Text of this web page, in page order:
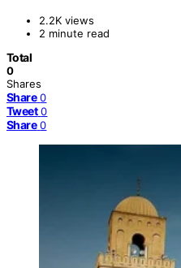
2.2K views
2 minute read
Total
0
Shares
Share 0
Tweet 0
Share 0